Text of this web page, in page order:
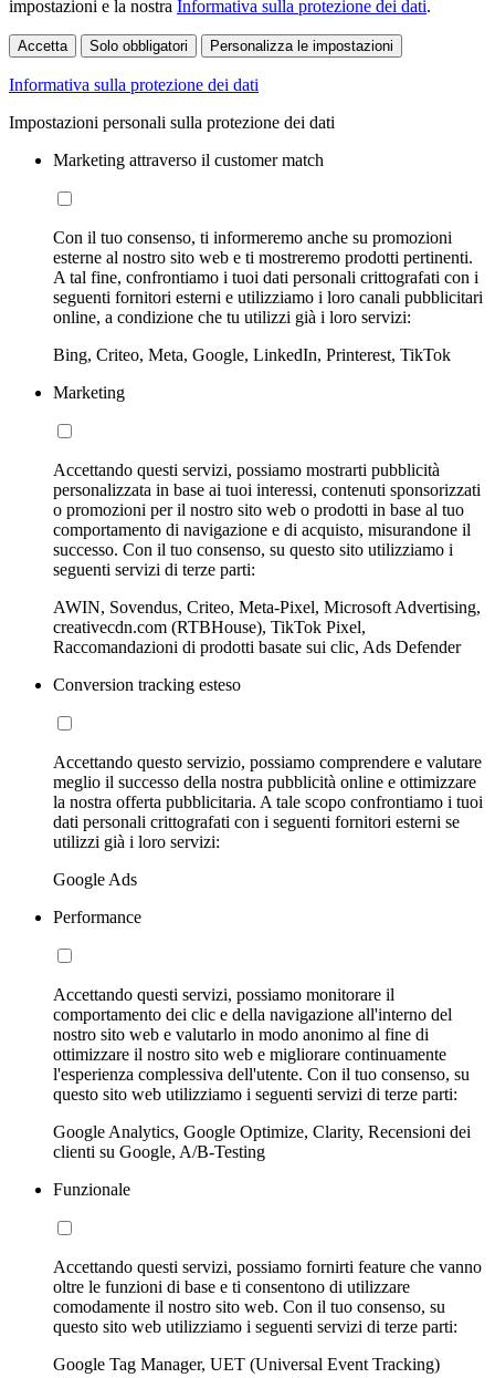
impostazioni e la nostra Informativa sulla protezione dei dati.
Accetta Solo obbligatori Personalizza le impostazioni
Informativa sulla protezione dei dati
Impostazioni personali sulla protezione dei dati
Marketing attraverso il customer match
Con il tuo consenso, ti informeremo anche su promozioni
esterne al nostro sito web e ti mostreremo prodotti pertinenti.
A tal fine, confrontiamo i tuoi dati personali crittografati con i
seguenti fornitori esterni e utilizziamo i loro canali pubblicitari
online, a condizione che tu utilizzi già i loro servizi:
Bing, Criteo, Meta, Google, LinkedIn, Printerest, TikTok
Marketing
Accettando questi servizi, possiamo mostrarti pubblicità
personalizzata in base ai tuoi interessi, contenuti sponsorizzati
o promozioni per il nostro sito web o prodotti in base al tuo
comportamento di navigazione e di acquisto, misurandone il
successo. Con il tuo consenso, su questo sito utilizziamo i
seguenti servizi di terze parti:
AWIN, Sovendus, Criteo, Meta-Pixel, Microsoft Advertising,
creativecdn.com (RTBHouse), TikTok Pixel,
Raccomandazioni di prodotti basate sui clic, Ads Defender
Conversion tracking esteso
Accettando questo servizio, possiamo comprendere e valutare
meglio il successo della nostra pubblicità online e ottimizzare
la nostra offerta pubblicitaria. A tale scopo confrontiamo i tuoi
dati personali crittografati con i seguenti fornitori esterni se
utilizzi già i loro servizi:
Google Ads
Performance
Accettando questi servizi, possiamo monitorare il
comportamento dei clic e della navigazione all'interno del
nostro sito web e valutarlo in modo anonimo al fine di
ottimizzare il nostro sito web e migliorare continuamente
l'esperienza complessiva dell'utente. Con il tuo consenso, su
questo sito web utilizziamo i seguenti servizi di terze parti:
Google Analytics, Google Optimize, Clarity, Recensioni dei
clienti su Google, A/B-Testing
Funzionale
Accettando questi servizi, possiamo fornirti feature che vanno
oltre le funzioni di base e ti consentono di utilizzare
comodamente il nostro sito web. Con il tuo consenso, su
questo sito web utilizziamo i seguenti servizi di terze parti:
Google Tag Manager, UET (Universal Event Tracking)